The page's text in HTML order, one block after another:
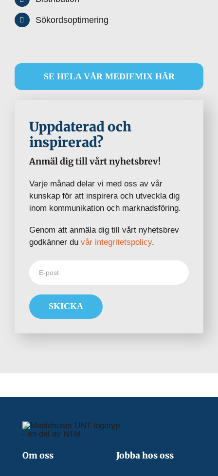
Sökordsoptimering
SE HELA VÅR MEDIEMIX HÄR
Uppdaterad och
inspirerad?
Anmäl dig till vårt nyhetsbrev!
Varje månad delar vi med oss av vår
kunskap för att inspirera och utveckla dig
inom kommunikation och marknadsföring.
Genom att anmäla dig till vårt nyhetsbrev
godkänner du vår integritetspolicy.
SKICKA
Om oss Jobba hos oss